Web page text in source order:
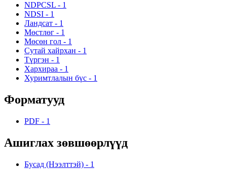
NDPCSL - 1
NDSI - 1
Ландсат - 1
Мөстлөг - 1
Мөсөн гол - 1
Сутай хайрхан - 1
Түргэн - 1
Хархираа - 1
Хуримтлалын бүс - 1
Форматууд
PDF - 1
Ашиглах зөвшөөрлүүд
Бусад (Нээлттэй) - 1